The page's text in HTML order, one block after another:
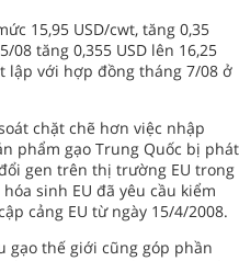
15,95 USD/cwt, tăng 0,35
08 tăng 0,355 USD lên 16,25
lập với hợp đồng tháng 7/08 ở
chặt chẽ hơn việc nhập
phẩm gạo Trung Quốc bị phát
gen trên thị trường EU trong
sinh EU đã yêu cầu kiểm
cảng EU từ ngày 15/4/2008.
gạo thế giới cũng góp phần